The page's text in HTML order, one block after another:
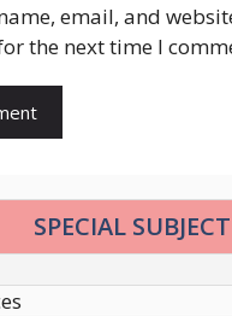
email, and
the next time I
SPECIAL SUBJECT